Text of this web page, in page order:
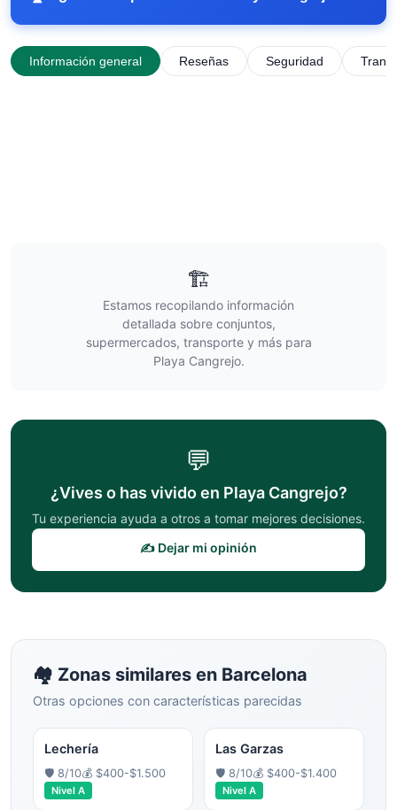
Información general Reseñas Seguridad
🏗️
Estamos recopilando información
detallada sobre conjuntos,
supermercados, transporte y más para
Playa Cangrejo.
💬
¿Vives o has vivido en Playa Cangrejo?
Tu experiencia ayuda a otros a tomar mejores decisiones.
✍️ Dejar mi opinión
🏘️ Zonas similares en Barcelona
Otras opciones con características parecidas
Lechería
🛡️ 8/10💰 $400-$1.500
Nivel A
Las Garzas
🛡️ 8/10💰 $400-$1.400
Nivel A